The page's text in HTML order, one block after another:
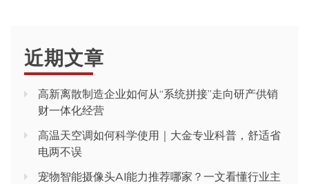
近期文章
高新离散制造企业如何从“系统拼接”走向研产供销
财一体化经营
高温天空调如何科学使用｜大金专业科普，舒适省
电两不误
宠物智能摄像头AI能力推荐哪家？一文看懂行业主